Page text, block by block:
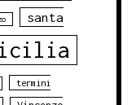
santa
termini